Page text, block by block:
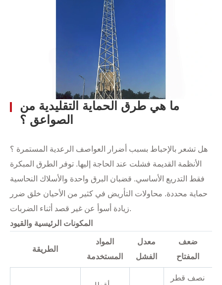
ما هي طرق الحماية التقليدية من
الصواعق ؟
هل تشعر بالإحباط بسبب أضرار العواصف الرعدية المستمرة ؟
الأنظمة القديمة فشلت عند الحاجة إليها. توفر الطرق المبكرة
فقط التدريع الأساسي. قضبان البرق واحدة والأسلاك النحاسية
حماية محددة. محاولات التأريض في كثير من الأحيان خلق ضرر
زيادة أسوأ عن غير قصد أثناء الضربات.
المكونات الرئيسية والقيود
الطريقة
المواد
المستخدمة
معدل
الفشل
ضعف
المفتاح
نصف قطر